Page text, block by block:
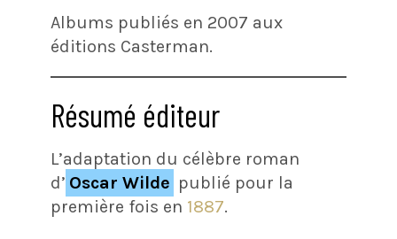
Albums publiés en 2007 aux
éditions Casterman.
Résumé éditeur
L’adaptation du célèbre roman
d’ Oscar Wilde publié pour la
première fois en 1887.